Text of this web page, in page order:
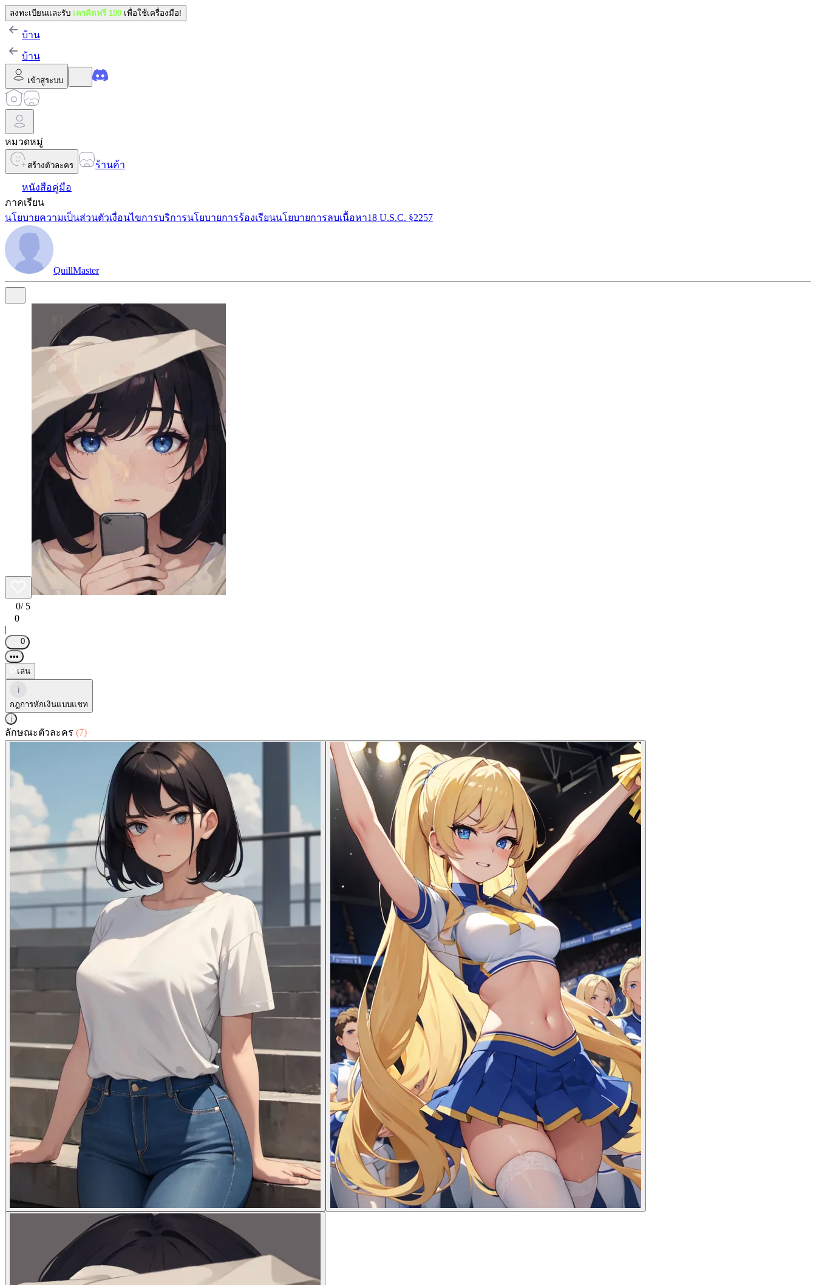
ลงทะเบียนและรับ เครดิตฟรี 100 เพื่อใช้เครื่องมือ!
บ้าน
บ้าน
เข้าสู่ระบบ
หมวดหมู่
สร้างตัวละคร ร้านค้า
หนังสือคู่มือ
ภาคเรียน
นโยบายความเป็นส่วนตัวเงื่อนไขการบริการนโยบายการร้องเรียนนโยบายการลบเนื้อหา18 U.S.C. §2257
QuillMaster
0/ 5
0
|
0
•••
เล่น
i
กฎการหักเงินแบบแชท
i
ลักษณะตัวละคร (7)